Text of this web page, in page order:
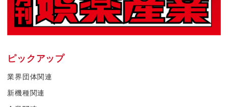
ピックアップ
業界団体関連
新機種関連